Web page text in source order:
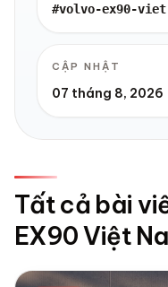
#volvo-ex90-
CẬP NHẬT
07 tháng 8, 2026
Tất cả bài
EX90 Việt